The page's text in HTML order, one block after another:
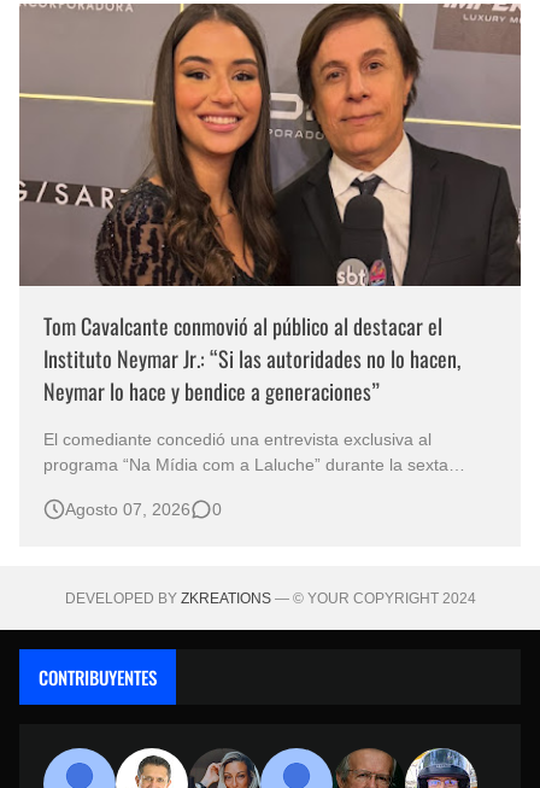
Tom Cavalcante conmovió al público al destacar el
Instituto Neymar Jr.: “Si las autoridades no lo hacen,
Neymar lo hace y bendice a generaciones”
El comediante concedió una entrevista exclusiva al
programa “Na Mídia com a Laluche” durante la sexta
eventos benéficos más importantes de Brasil. En medio del
Agosto 07, 2026 0
DEVELOPED BY ZKREATIONS— © YOUR COPYRIGHT 2024
CONTRIBUYENTES